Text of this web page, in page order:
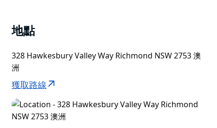
地點
328 Hawkesbury Valley Way Richmond NSW 2753 澳
洲
獲取路線